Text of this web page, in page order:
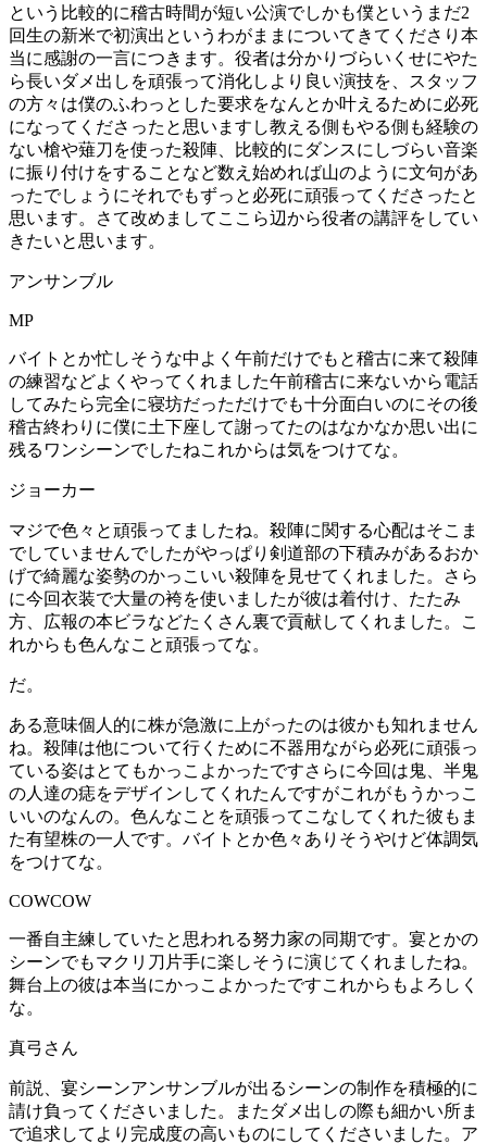
という比較的に稽古時間が短い公演でしかも僕というまだ2
回生の新米で初演出というわがままについてきてくださり本
当に感謝の一言につきます。役者は分かりづらいくせにやた
ら長いダメ出しを頑張って消化しより良い演技を、スタッフ
の方々は僕のふわっとした要求をなんとか叶えるために必死
になってくださったと思いますし教える側もやる側も経験の
ない槍や薙刀を使った殺陣、比較的にダンスにしづらい音楽
に振り付けをすることなど数え始めれば山のように文句があ
ったでしょうにそれでもずっと必死に頑張ってくださったと
思います。さて改めましてここら辺から役者の講評をしてい
きたいと思います。
アンサンブル
MP
バイトとか忙しそうな中よく午前だけでもと稽古に来て殺陣
の練習などよくやってくれました午前稽古に来ないから電話
してみたら完全に寝坊だっただけでも十分面白いのにその後
稽古終わりに僕に土下座して謝ってたのはなかなか思い出に
残るワンシーンでしたねこれからは気をつけてな。
ジョーカー
マジで色々と頑張ってましたね。殺陣に関する心配はそこま
でしていませんでしたがやっぱり剣道部の下積みがあるおか
げで綺麗な姿勢のかっこいい殺陣を見せてくれました。さら
に今回衣装で大量の袴を使いましたが彼は着付け、たたみ
方、広報の本ビラなどたくさん裏で貢献してくれました。こ
れからも色んなこと頑張ってな。
だ。
ある意味個人的に株が急激に上がったのは彼かも知れません
ね。殺陣は他について行くために不器用ながら必死に頑張っ
ている姿はとてもかっこよかったですさらに今回は鬼、半鬼
の人達の痣をデザインしてくれたんですがこれがもうかっこ
いいのなんの。色んなことを頑張ってこなしてくれた彼もま
た有望株の一人です。バイトとか色々ありそうやけど体調気
をつけてな。
COWCOW
一番自主練していたと思われる努力家の同期です。宴とかの
シーンでもマクリ刀片手に楽しそうに演じてくれましたね。
舞台上の彼は本当にかっこよかったですこれからもよろしく
な。
真弓さん
前説、宴シーンアンサンブルが出るシーンの制作を積極的に
請け負ってくださいました。またダメ出しの際も細かい所ま
で追求してより完成度の高いものにしてくださいました。ア